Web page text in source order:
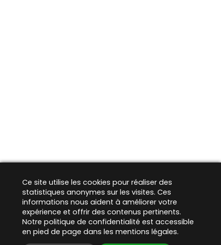
Ce site utilise les cookies pour réaliser des
statistiques anonymes sur les visites. Ces
informations nous aident à améliorer votre
expérience et offrir des contenus pertinents.
Notre politique de confidentialité est accessible
en pied de page dans les mentions légales.